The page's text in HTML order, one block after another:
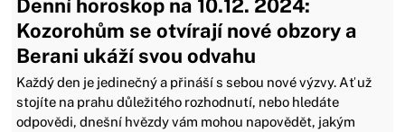
Denní horoskop na 10.12. 2024:
Kozorohům se otvírají nové obzory a
Berani ukáží svou odvahu
Každý den je jedinečný a přináší s sebou nové výzvy. Ať už
stojíte na prahu důležitého rozhodnutí, nebo hledáte
odpovědi, dnešní hvězdy vám mohou napovědět, jakým